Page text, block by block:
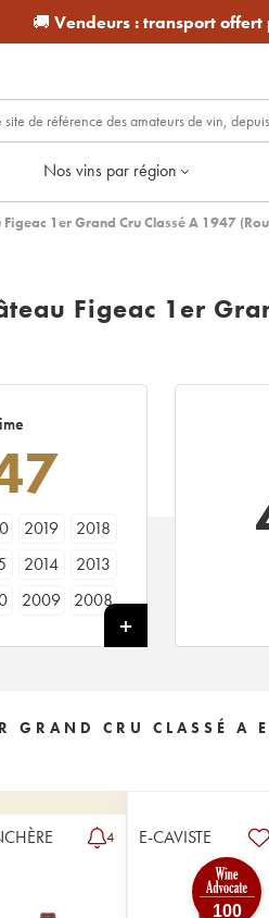
🚚 Vendeurs :transport offert
Nos vins par région
Figeac 1er Grand Cru Classé A 1947
Figeac 1er
2019
2018
2014
2013
2009
2008
1978
1977
1972
GRAND CRU CLASSÉ A
4 E-CAVISTE
100